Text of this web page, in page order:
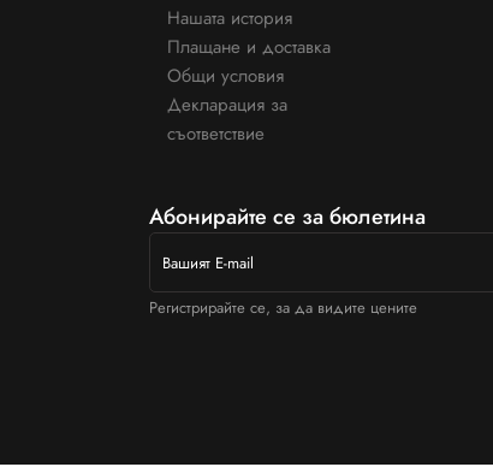
Нашата история
Плащане и доставка
Общи условия
Декларация за
съответствие
Абонирайте се за бюлетина
Регистрирайте се, за да видите цените